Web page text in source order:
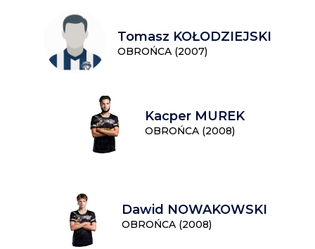
Tomasz KOŁODZIEJSKI
OBROŃCA (2007)
Kacper MUREK
OBROŃCA (2008)
Dawid NOWAKOWSKI
OBROŃCA (2008)